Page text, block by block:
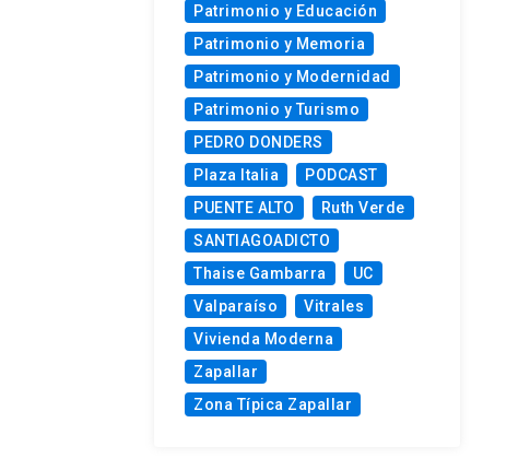
Patrimonio y Educación
Patrimonio y Memoria
Patrimonio y Modernidad
Patrimonio y Turismo
PEDRO DONDERS
Plaza Italia
PODCAST
PUENTE ALTO
Ruth Verde
SANTIAGOADICTO
Thaise Gambarra
UC
Valparaíso
Vitrales
Vivienda Moderna
Zapallar
Zona Típica Zapallar